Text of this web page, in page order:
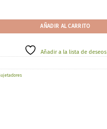
AÑADIR AL CARRITO
Añadir a la lista de deseos